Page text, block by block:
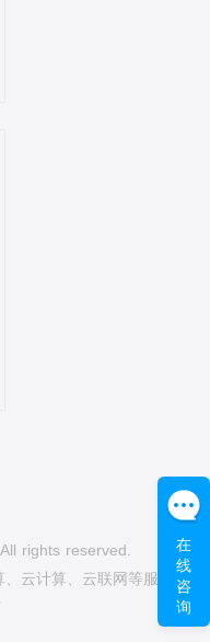
rights reserved.
云计算、云联网等服务
在
线
咨
询